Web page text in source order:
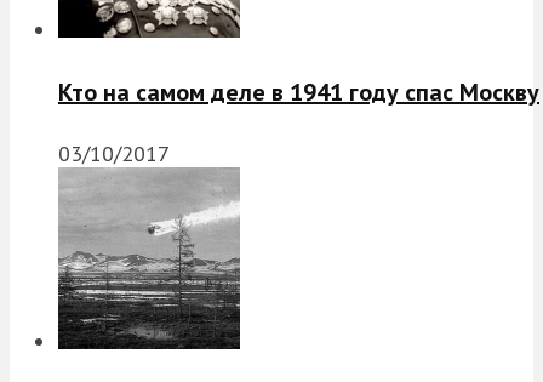
Кто на самом деле в 1941 году спас Москву
03/10/2017